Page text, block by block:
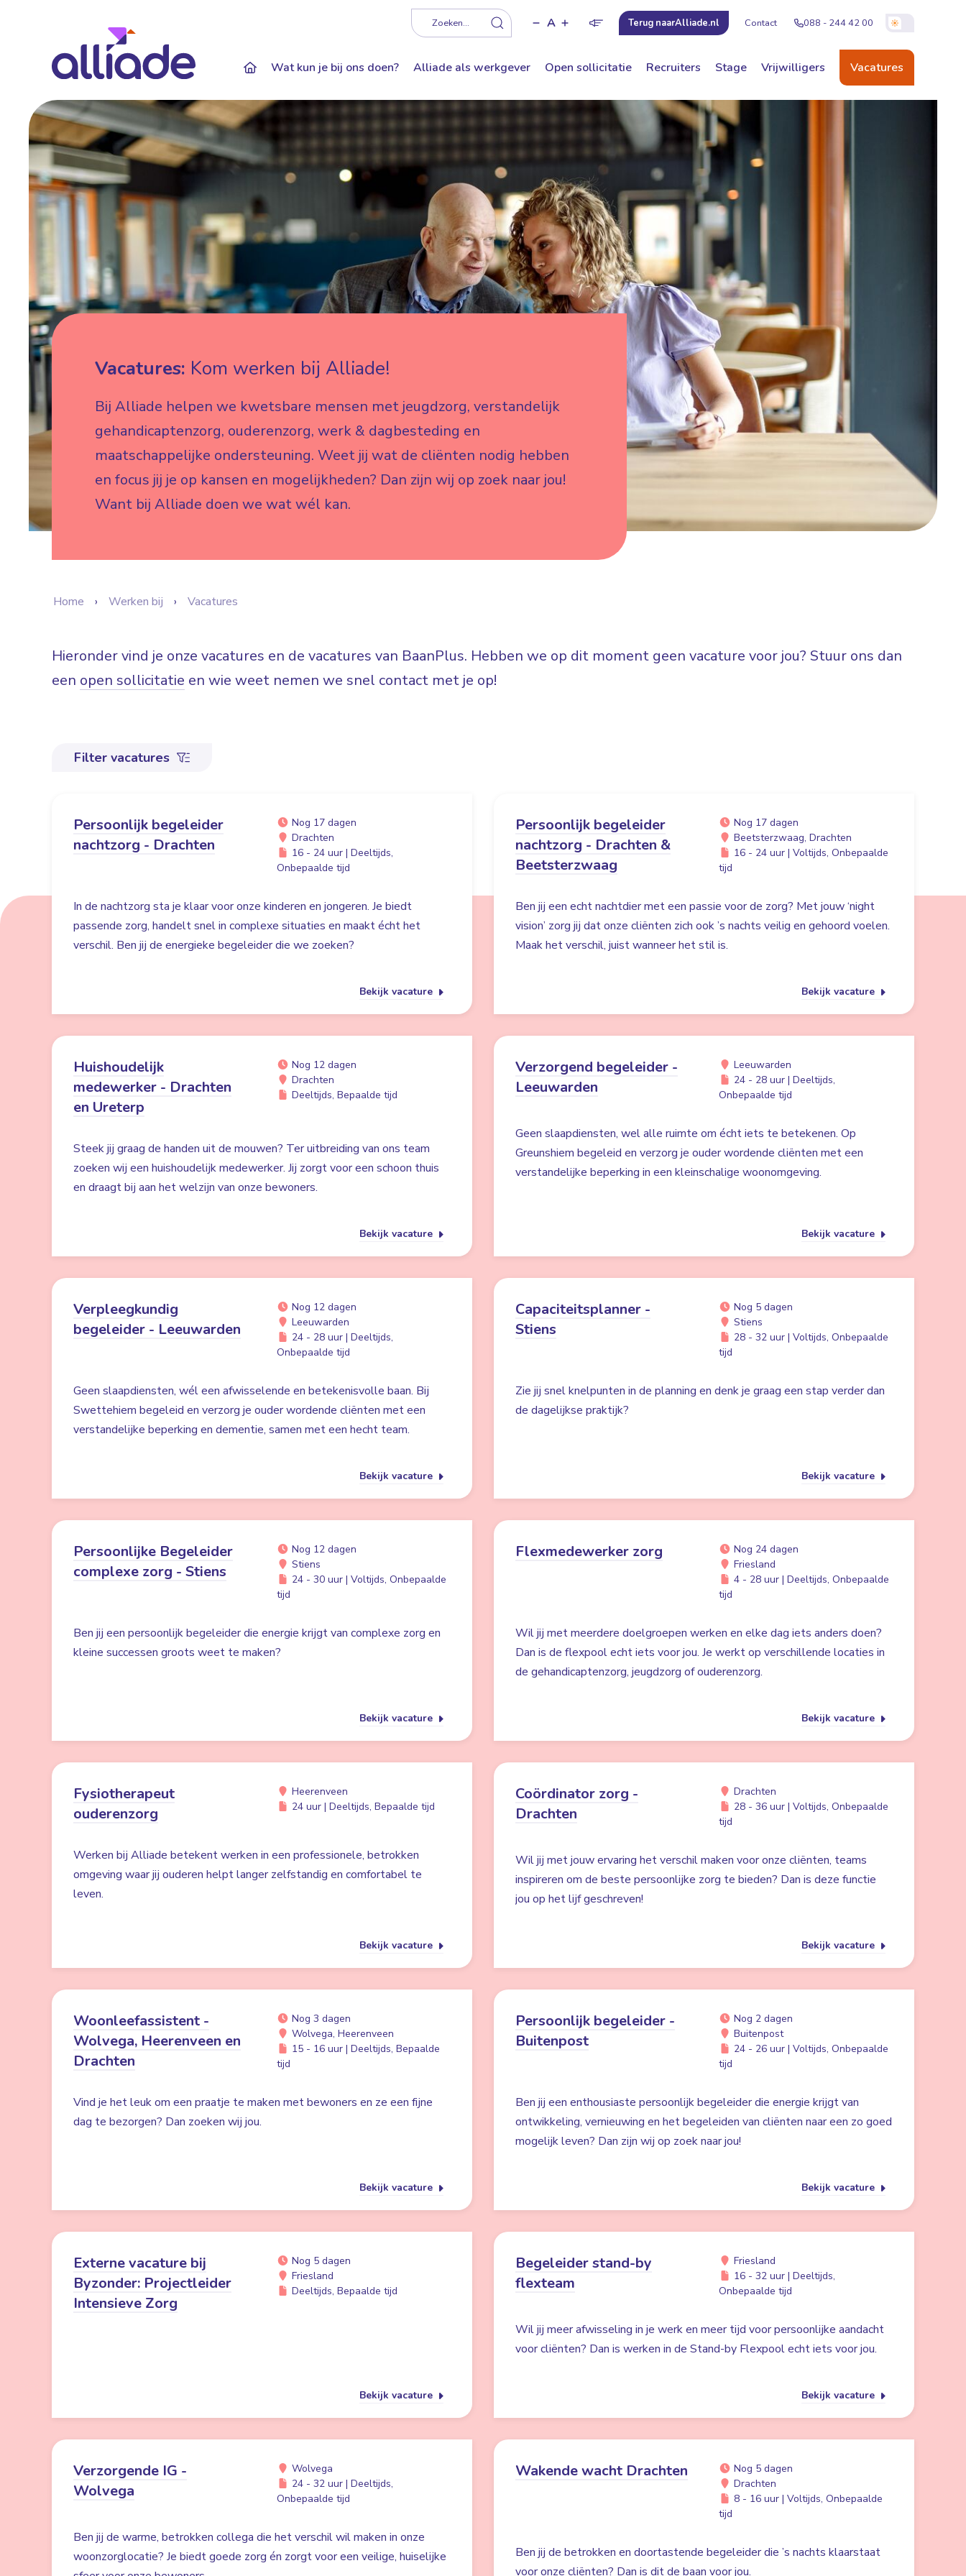
Zoeken... A Terug naarAlliade.nl Contact 088 - 244 42 00
Wat kun je bij ons doen? Alliade als werkgever Open sollicitatie Recruiters Stage Vrijwilligers Vacatures
Vacatures: Kom werken bij Alliade!
Bij Alliade helpen we kwetsbare mensen met jeugdzorg, verstandelijk
gehandicaptenzorg, ouderenzorg, werk & dagbesteding en
maatschappelijke ondersteuning. Weet jij wat de cliënten nodig hebben
en focus jij je op kansen en mogelijkheden? Dan zijn wij op zoek naar jou!
Want bij Alliade doen we wat wél kan.
Home Werken bij Vacatures
Hieronder vind je onze vacatures en de vacatures van BaanPlus. Hebben we op dit moment geen vacature voor jou? Stuur ons dan
een open sollicitatie en wie weet nemen we snel contact met je op!
Filter vacatures
Persoonlijk begeleider
nachtzorg - Drachten
Nog 17 dagen
Drachten
16 - 24 uur | Deeltijds,
Onbepaalde tijd
In de nachtzorg sta je klaar voor onze kinderen en jongeren. Je biedt
passende zorg, handelt snel in complexe situaties en maakt écht het
verschil. Ben jij de energieke begeleider die we zoeken?
Bekijk vacature
Persoonlijk begeleider
nachtzorg - Drachten &
Beetsterzwaag
Nog 17 dagen
Beetsterzwaag, Drachten
16 - 24 uur | Voltijds, Onbepaalde
tijd
Ben jij een echt nachtdier met een passie voor de zorg? Met jouw ‘night
vision’ zorg jij dat onze cliënten zich ook ’s nachts veilig en gehoord voelen.
Maak het verschil, juist wanneer het stil is.
Bekijk vacature
Huishoudelijk
medewerker - Drachten
en Ureterp
Nog 12 dagen
Drachten
Deeltijds, Bepaalde tijd
Steek jij graag de handen uit de mouwen? Ter uitbreiding van ons team
zoeken wij een huishoudelijk medewerker. Jij zorgt voor een schoon thuis
en draagt bij aan het welzijn van onze bewoners.
Bekijk vacature
Verzorgend begeleider -
Leeuwarden
Leeuwarden
24 - 28 uur | Deeltijds,
Onbepaalde tijd
Geen slaapdiensten, wel alle ruimte om écht iets te betekenen. Op
Greunshiem begeleid en verzorg je ouder wordende cliënten met een
verstandelijke beperking in een kleinschalige woonomgeving.
Bekijk vacature
Verpleegkundig
begeleider - Leeuwarden
Nog 12 dagen
Leeuwarden
24 - 28 uur | Deeltijds,
Onbepaalde tijd
Geen slaapdiensten, wél een afwisselende en betekenisvolle baan. Bij
Swettehiem begeleid en verzorg je ouder wordende cliënten met een
verstandelijke beperking en dementie, samen met een hecht team.
Bekijk vacature
Capaciteitsplanner -
Stiens
Nog 5 dagen
Stiens
28 - 32 uur | Voltijds, Onbepaalde
tijd
Zie jij snel knelpunten in de planning en denk je graag een stap verder dan
de dagelijkse praktijk?
Bekijk vacature
Persoonlijke Begeleider
complexe zorg - Stiens
Nog 12 dagen
Stiens
24 - 30 uur | Voltijds, Onbepaalde
tijd
Ben jij een persoonlijk begeleider die energie krijgt van complexe zorg en
kleine successen groots weet te maken?
Bekijk vacature
Flexmedewerker zorg
Nog 24 dagen
Friesland
4 - 28 uur | Deeltijds, Onbepaalde
tijd
Wil jij met meerdere doelgroepen werken en elke dag iets anders doen?
Dan is de flexpool echt iets voor jou. Je werkt op verschillende locaties in
de gehandicaptenzorg, jeugdzorg of ouderenzorg.
Bekijk vacature
Fysiotherapeut
ouderenzorg
Heerenveen
24 uur | Deeltijds, Bepaalde tijd
Werken bij Alliade betekent werken in een professionele, betrokken
omgeving waar jij ouderen helpt langer zelfstandig en comfortabel te
leven.
Bekijk vacature
Coördinator zorg -
Drachten
Drachten
28 - 36 uur | Voltijds, Onbepaalde
tijd
Wil jij met jouw ervaring het verschil maken voor onze cliënten, teams
inspireren om de beste persoonlijke zorg te bieden? Dan is deze functie
jou op het lijf geschreven!
Bekijk vacature
Woonleefassistent -
Wolvega, Heerenveen en
Drachten
Nog 3 dagen
Wolvega, Heerenveen
15 - 16 uur | Deeltijds, Bepaalde
tijd
Vind je het leuk om een praatje te maken met bewoners en ze een fijne
dag te bezorgen? Dan zoeken wij jou.
Bekijk vacature
Persoonlijk begeleider -
Buitenpost
Nog 2 dagen
Buitenpost
24 - 26 uur | Voltijds, Onbepaalde
tijd
Ben jij een enthousiaste persoonlijk begeleider die energie krijgt van
ontwikkeling, vernieuwing en het begeleiden van cliënten naar een zo goed
mogelijk leven? Dan zijn wij op zoek naar jou!
Bekijk vacature
Externe vacature bij
Byzonder: Projectleider
Intensieve Zorg
Nog 5 dagen
Friesland
Deeltijds, Bepaalde tijd
Bekijk vacature
Begeleider stand-by
flexteam
Friesland
16 - 32 uur | Deeltijds,
Onbepaalde tijd
Wil jij meer afwisseling in je werk en meer tijd voor persoonlijke aandacht
voor cliënten? Dan is werken in de Stand-by Flexpool echt iets voor jou.
Bekijk vacature
Verzorgende IG -
Wolvega
Wolvega
24 - 32 uur | Deeltijds,
Onbepaalde tijd
Ben jij de warme, betrokken collega die het verschil wil maken in onze
woonzorglocatie? Je biedt goede zorg én zorgt voor een veilige, huiselijke
Wakende wacht Drachten
Nog 5 dagen
Drachten
8 - 16 uur | Voltijds, Onbepaalde
tijd
Ben jij de betrokken en doortastende begeleider die ’s nachts klaarstaat
voor onze cliënten? Dan is dit de baan voor jou.